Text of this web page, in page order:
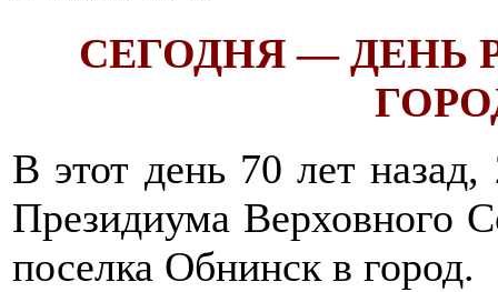
СЕГОДНЯ — ДЕНЬ
В этот день 70 лет
Президиума Верховного
поселка Обнинск в город.